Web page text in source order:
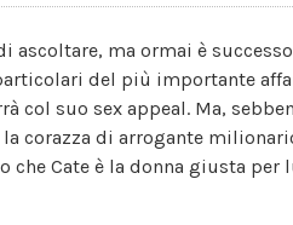
ascoltare, ma ormai è
del più importante
col suo sex appeal. Ma,
corazza di arrogante
che Cate è la donna giusta per